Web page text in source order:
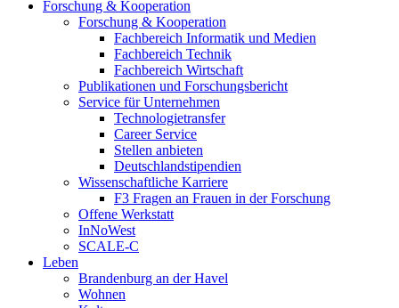
Forschung & Kooperation
Forschung & Kooperation
Fachbereich Informatik und Medien
Fachbereich Technik
Fachbereich Wirtschaft
Publikationen und Forschungsbericht
Service für Unternehmen
Technologietransfer
Career Service
Stellen anbieten
Deutschlandstipendien
Wissenschaftliche Karriere
F3 Fragen an Frauen in der Forschung
Offene Werkstatt
InNoWest
SCALE-C
Leben
Brandenburg an der Havel
Wohnen